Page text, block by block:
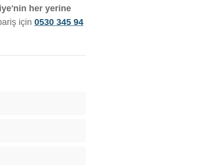
her yerine
için 0530 345 94